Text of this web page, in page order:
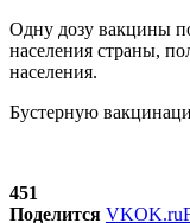
Одну дозу вакцины
населения страны,
населения.
Бустерную
451
Поделится VKOK.ru